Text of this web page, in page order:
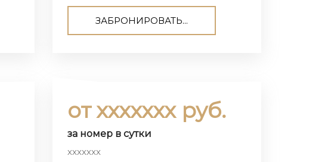
ЗАБРОНИРОВАТЬ...
от ххххххх руб.
за номер в сутки
ххххххх